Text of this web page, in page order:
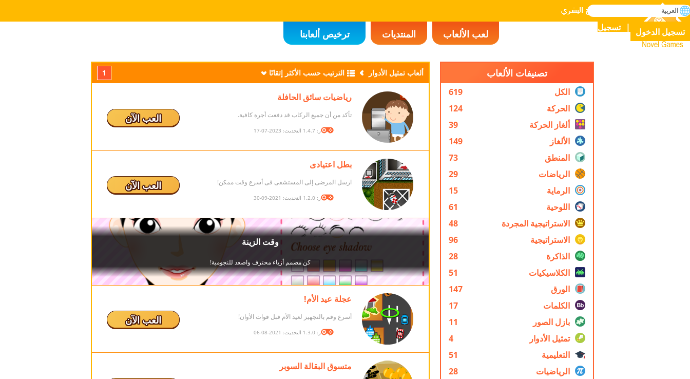
Novel Games
إتقان جميع الألعاب في التاريخ البشري
بحث
لعب الألعاب المنتديات ترخيص ألعابنا تسجيل الدخول تسجيل
العربية
تصنيفات الألعاب
الكل
619
الحركة
124
ألغاز الحركة
39
الألغاز
149
المنطق
73
الرياضات
29
الرماية
15
اللوحية
61
الاستراتيجية المجردة
48
الاستراتيجية
96
الذاكرة
28
الكلاسيكيات
51
الورق
147
الكلمات
17
بازل الصور
11
تمثيل الأدوار
4
التعليمية
51
الرياضيات
28
ألعاب تمثيل الأدوار الترتيب حسب الأكثر إتقانًا 1
رياضيات سائق الحافلة
تأكد من أن جميع الركاب قد دفعت أجرة كافية.
الإصدار: 1.4.7 التحديث: 2023-07-17
العب الآن
بطل اعتيادى
ارسل المرضى إلى المستشفى فى أسرع وقت ممكن!
الإصدار: 1.2.0 التحديث: 2021-09-30
العب الآن
عجلة عيد الأم!
أسرع وقم بالتجهيز لعيد الأم قبل فوات الأوان!
الإصدار: 1.3.0 التحديث: 2021-08-06
العب الآن
متسوق البقالة السوبر